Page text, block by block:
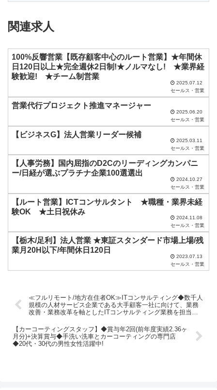
ー
ド
は
空
の
ま
ま
だ
。
関連求人
100%反響営業【既存顧客中心のルート営業】★年間休
日120日以上★完全週休2日制!★ノルマなし! ★業界経
験歓迎! ★チーム制営業
2025.07.12
セールス・営業
営業代行プロジェクト推進マネージャー
2025.06.20
セールス・営業
【ビジネスG】法人営業リーダー候補
2025.03.11
セールス・営業
【人事労務】国内屈指のD2Cのリーディングカンパニ
ー/日経が選ぶプラチナ企業100選選出
2024.10.27
セールス・営業
【ルート営業】ICTコンサルタント ★職種・業界未経
験OK ★土日祝休み
2024.11.08
セールス・営業
【栃木/足利】法人営業 ★東証スタンダード市場上場/残
業月20H以下/年間休日120日
2023.07.13
セールス・営業
≪フルリモート/地方在住者OK≫ITコンサルティング◆数千人
規模の人材サービス企業である大手顧客一社に向けて、業務
改善・業務改革を軸としたITコンサルティング業務を担当い
【カーコーティングスタッフ】◆賞与年2回(前年度実績2.36ヶ
月分)+決算賞与◆手洗い洗車とカーコーティングの専門店
◆20代・30代の男性女性活躍中!